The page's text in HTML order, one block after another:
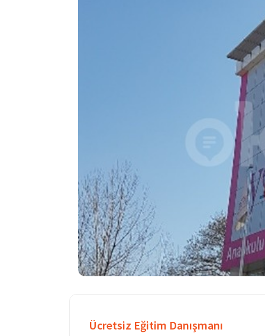
Ücretsiz Eğitim Danışmanı